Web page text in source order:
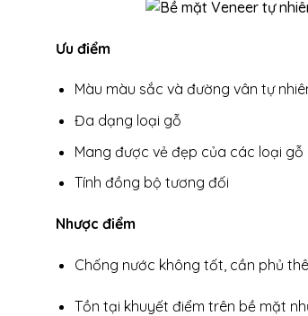
Ưu điểm
Màu màu sắc và đường vân tự
Đa dạng loại gỗ
Mang được vẻ đẹp của các loại
Tính đồng bộ tương đối
Nhược điểm
Chống nước không tốt, cần phủ
Tồn tại khuyết điểm trên bề mặt